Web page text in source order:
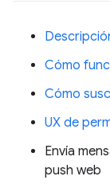
Cómo
Cómo
UX de
Envía
push web